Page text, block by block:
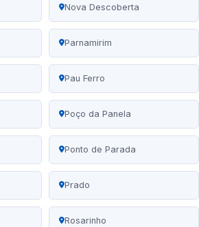
Nova Descoberta
Parnamirim
Pau Ferro
Poço da Panela
Ponto de Parada
Prado
Rosarinho